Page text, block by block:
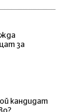
за
кандидат